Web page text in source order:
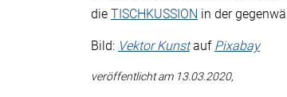
die TISCHKUSSION in der
Bild: Vektor Kunstauf Pixabay
veröffentlicht am 13.03.2020,